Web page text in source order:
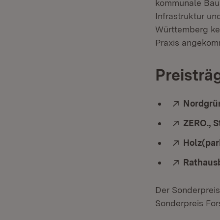
kommunale
Infrastruktur
Württemberg
Praxis
Extern:
Extern:
ZERO.,
Extern:
Extern:
Der
Sonderpreis